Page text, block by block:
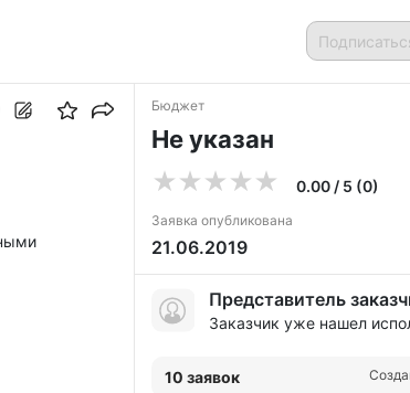
Бюджет
Не указан
0.00 / 5 (0)
Заявка опубликована
21.06.2019
Представитель
Заказчик уже нашел
10 заявок